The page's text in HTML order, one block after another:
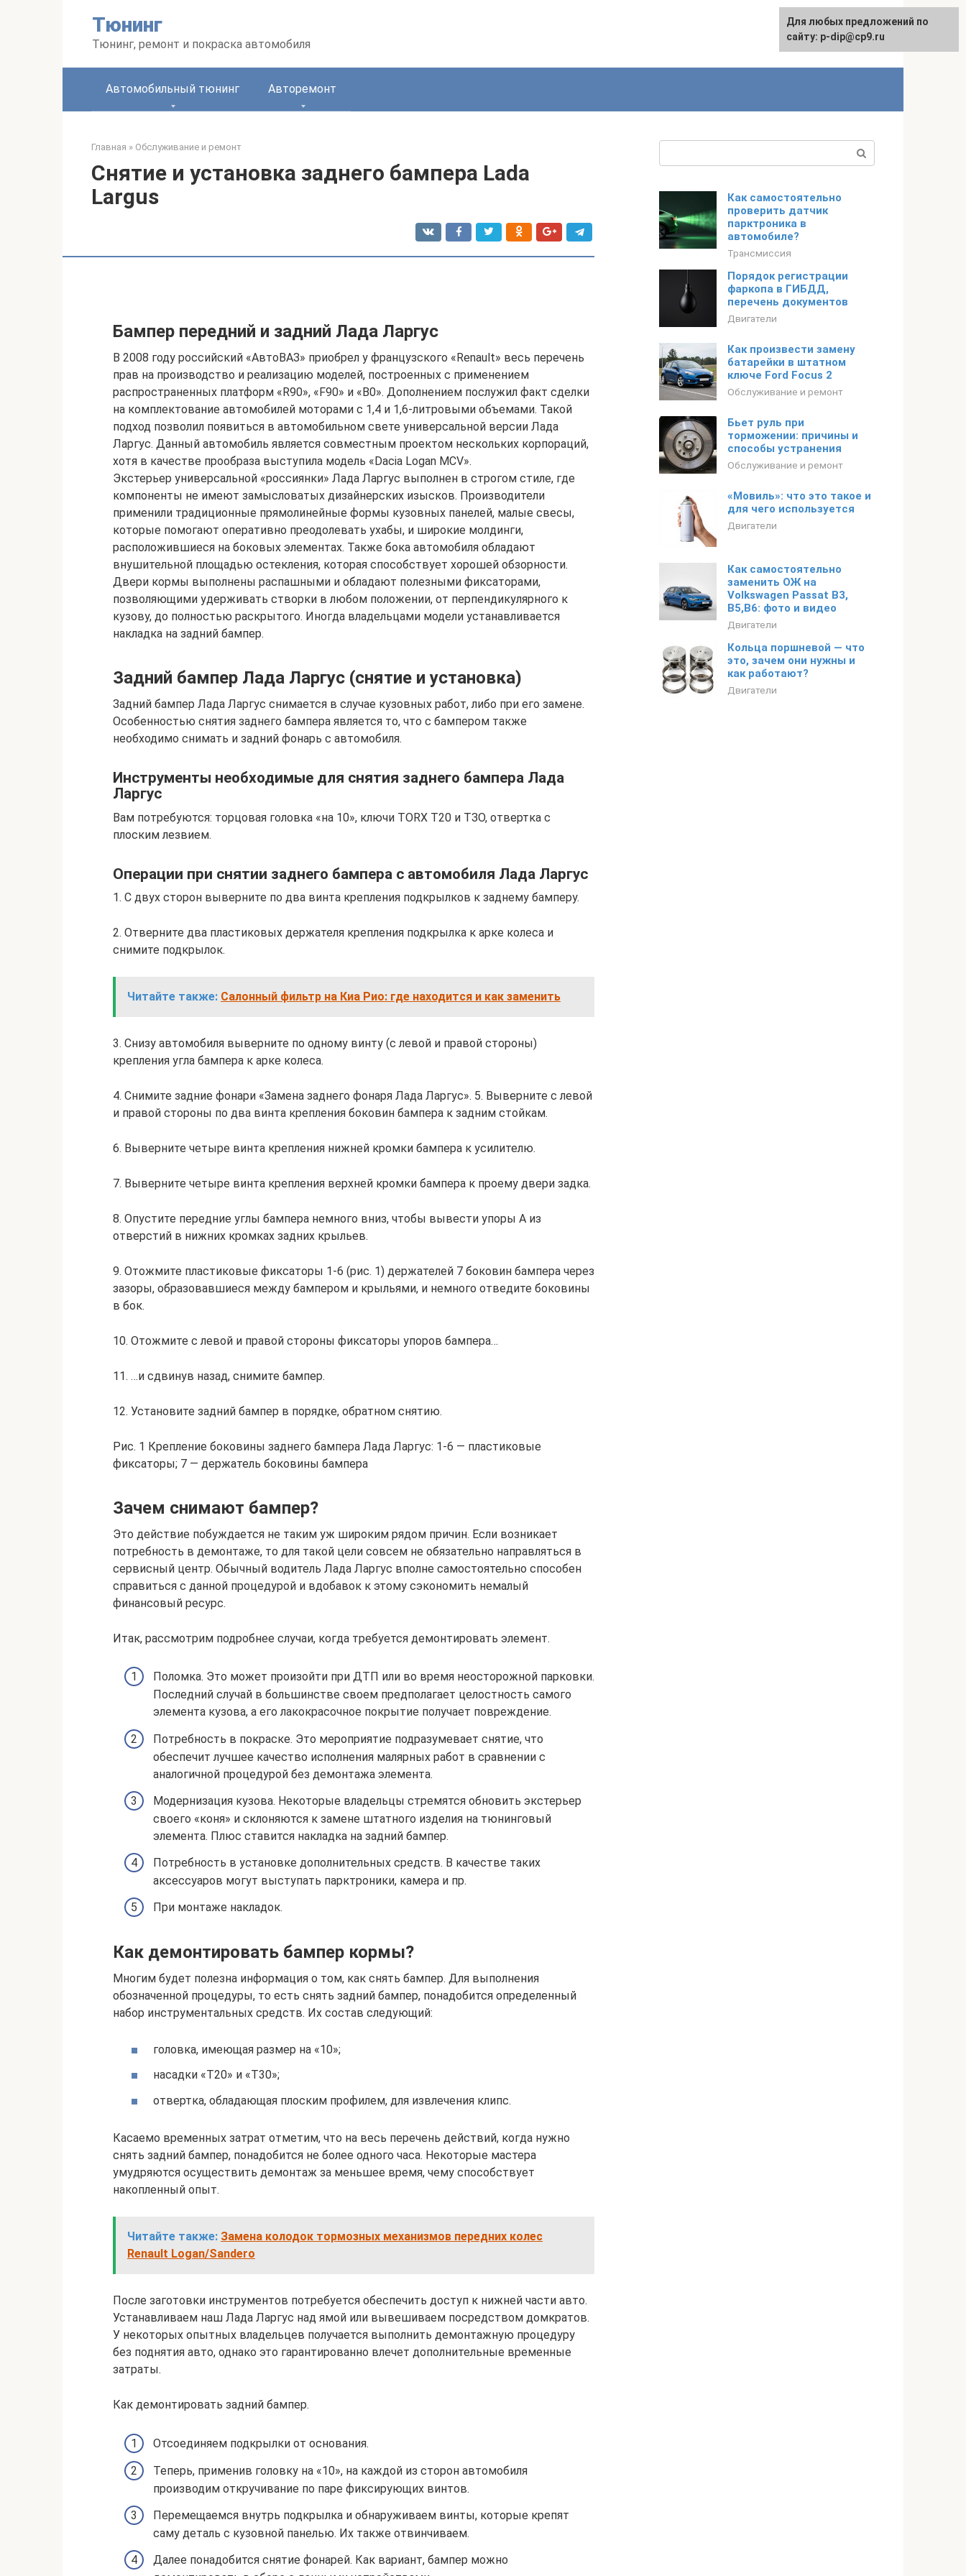
Тюнинг
Тюнинг, ремонт и покраска автомобиля
Автомобильный тюнинг Авторемонт
Главная » Обслуживание и ремонт
Снятие и установка заднего бампера Lada
Largus
Бампер передний и задний Лада Ларгус
В 2008 году российский «АвтоВАЗ» приобрел у французского «Renault» весь перечень
прав на производство и реализацию моделей, построенных с применением
распространенных платформ «R90», «F90» и «В0». Дополнением послужил факт сделки
на комплектование автомобилей моторами с 1,4 и 1,6-литровыми объемами. Такой
подход позволил появиться в автомобильном свете универсальной версии Лада
Ларгус. Данный автомобиль является совместным проектом нескольких корпораций,
хотя в качестве прообраза выступила модель «Dacia Logan MCV».
Экстерьер универсальной «россиянки» Лада Ларгус выполнен в строгом стиле, где
компоненты не имеют замысловатых дизайнерских изысков. Производители
применили традиционные прямолинейные формы кузовных панелей, малые свесы,
которые помогают оперативно преодолевать ухабы, и широкие молдинги,
расположившиеся на боковых элементах. Также бока автомобиля обладают
внушительной площадью остекления, которая способствует хорошей обзорности.
Двери кормы выполнены распашными и обладают полезными фиксаторами,
позволяющими удерживать створки в любом положении, от перпендикулярного к
кузову, до полностью раскрытого. Иногда владельцами модели устанавливается
накладка на задний бампер.
Задний бампер Лада Ларгус (снятие и установка)
Задний бампер Лада Ларгус снимается в случае кузовных работ, либо при его замене.
Особенностью снятия заднего бампера является то, что с бампером также
необходимо снимать и задний фонарь с автомобиля.
Инструменты необходимые для снятия заднего бампера Лада
Ларгус
Вам потребуются: торцовая головка «на 10», ключи ТОRХ Т20 и ТЗО, отвертка с
плоским лезвием.
Операции при снятии заднего бампера с автомобиля Лада Ларгус
1. С двух сторон выверните по два винта крепления подкрылков к заднему бамперу.
2. Отверните два пластиковых держателя крепления подкрылка к арке колеса и
снимите подкрылок.
Читайте также: Салонный фильтр на Киа Рио: где находится и как заменить
3. Снизу автомобиля выверните по одному винту (с левой и правой стороны)
крепления угла бампера к арке колеса.
4. Снимите задние фонари «Замена заднего фонаря Лада Ларгус». 5. Выверните с левой
и правой стороны по два винта крепления боковин бампера к задним стойкам.
6. Выверните четыре винта крепления нижней кромки бампера к усилителю.
7. Выверните четыре винта крепления верхней кромки бампера к проему двери задка.
8. Опустите передние углы бампера немного вниз, чтобы вывести упоры А из
отверстий в нижних кромках задних крыльев.
9. Отожмите пластиковые фиксаторы 1-6 (рис. 1) держателей 7 боковин бампера через
зазоры, образовавшиеся между бампером и крыльями, и немного отведите боковины
в бок.
10. Отожмите с левой и правой стороны фиксаторы упоров бампера…
11. …и сдвинув назад, снимите бампер.
12. Установите задний бампер в порядке, обратном снятию.
Рис. 1 Крепление боковины заднего бампера Лада Ларгус: 1-6 — пластиковые
фиксаторы; 7 — держатель боковины бампера
Зачем снимают бампер?
Это действие побуждается не таким уж широким рядом причин. Если возникает
потребность в демонтаже, то для такой цели совсем не обязательно направляться в
сервисный центр. Обычный водитель Лада Ларгус вполне самостоятельно способен
справиться с данной процедурой и вдобавок к этому сэкономить немалый
финансовый ресурс.
Итак, рассмотрим подробнее случаи, когда требуется демонтировать элемент.
Поломка. Это может произойти при ДТП или во время неосторожной парковки.
Последний случай в большинстве своем предполагает целостность самого
элемента кузова, а его лакокрасочное покрытие получает повреждение.
Потребность в покраске. Это мероприятие подразумевает снятие, что
обеспечит лучшее качество исполнения малярных работ в сравнении с
аналогичной процедурой без демонтажа элемента.
Модернизация кузова. Некоторые владельцы стремятся обновить экстерьер
своего «коня» и склоняются к замене штатного изделия на тюнинговый
элемента. Плюс ставится накладка на задний бампер.
Потребность в установке дополнительных средств. В качестве таких
аксессуаров могут выступать парктроники, камера и пр.
При монтаже накладок.
Как демонтировать бампер кормы?
Многим будет полезна информация о том, как снять бампер. Для выполнения
обозначенной процедуры, то есть снять задний бампер, понадобится определенный
набор инструментальных средств. Их состав следующий:
головка, имеющая размер на «10»;
насадки «Т20» и «Т30»;
отвертка, обладающая плоским профилем, для извлечения клипс.
Касаемо временных затрат отметим, что на весь перечень действий, когда нужно
снять задний бампер, понадобится не более одного часа. Некоторые мастера
умудряются осуществить демонтаж за меньшее время, чему способствует
накопленный опыт.
Читайте также: Замена колодок тормозных механизмов передних колес
Renault Logan/Sandero
После заготовки инструментов потребуется обеспечить доступ к нижней части авто.
Устанавливаем наш Лада Ларгус над ямой или вывешиваем посредством домкратов.
У некоторых опытных владельцев получается выполнить демонтажную процедуру
без поднятия авто, однако это гарантированно влечет дополнительные временные
затраты.
Как демонтировать задний бампер.
Отсоединяем подкрылки от основания.
Теперь, применив головку на «10», на каждой из сторон автомобиля
производим откручивание по паре фиксирующих винтов.
Перемещаемся внутрь подкрылка и обнаруживаем винты, которые крепят
саму деталь с кузовной панелью. Их также отвинчиваем.
Далее понадобится снятие фонарей. Как вариант, бампер можно
Как самостоятельно
проверить датчик
парктроника в
автомобиле?
Трансмиссия
Порядок регистрации
фаркопа в ГИБДД,
перечень документов
Двигатели
Как произвести замену
батарейки в штатном
ключе Ford Focus 2
Обслуживание и ремонт
Бьет руль при
торможении: причины и
способы устранения
Обслуживание и ремонт
«Мовиль»: что это такое и
для чего используется
Двигатели
Как самостоятельно
заменить ОЖ на
Volkswagen Passat B3,
B5,B6: фото и видео
Двигатели
Кольца поршневой — что
это, зачем они нужны и
как работают?
Двигатели
Для любых предложений по
сайту: p-dip@cp9.ru